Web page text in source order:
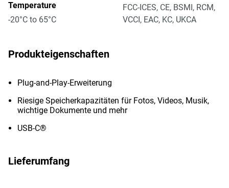
Temperature
-20°C to 65°C
FCC-ICES, CE, BSMI, RCM,
VCCI, EAC, KC, UKCA
Produkteigenschaften
Plug-and-Play-Erweiterung
Riesige Speicherkapazitäten für Fotos, Videos, Musik,
wichtige Dokumente und mehr
USB-C®
Lieferumfang